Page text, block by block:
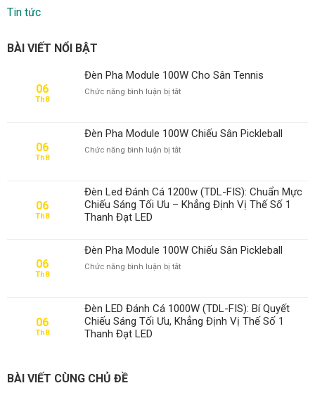
Tin tức
BÀI VIẾT NỔI BẬT
06
Th8
Đèn Pha Module 100W Cho Sân Tennis
Chức năng bình luận bị tắtở
100W
Cho
06
Th8
Đèn Pha Module 100W Chiếu Sân Pickleball
Chức năng bình luận bị tắtở
Module
100W
Chiếu
06
Th8
Đèn Led Đánh Cá 1200w (TDL-FIS): Chuẩn Mực
Chiếu Sáng Tối Ưu – Khẳng Định Vị Thế Số 1
Thanh Đạt LED
06
Th8
Đèn Pha Module 100W Chiếu Sân Pickleball
Chức năng bình luận bị tắtở
Module
100W
Chiếu
06
Th8
Đèn LED Đánh Cá 1000W (TDL-FIS): Bí Quyết
Chiếu Sáng Tối Ưu, Khẳng Định Vị Thế Số 1
Thanh Đạt LED
BÀI VIẾT CÙNG CHỦ ĐỀ